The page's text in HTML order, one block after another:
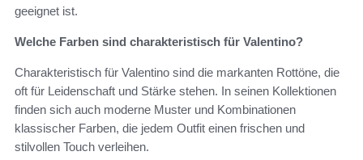
geeignet ist.
Welche Farben sind charakteristisch für Valentino?
Charakteristisch für Valentino sind die markanten Rottöne, die
oft für Leidenschaft und Stärke stehen. In seinen Kollektionen
finden sich auch moderne Muster und Kombinationen
klassischer Farben, die jedem Outfit einen frischen und
stilvollen Touch verleihen.